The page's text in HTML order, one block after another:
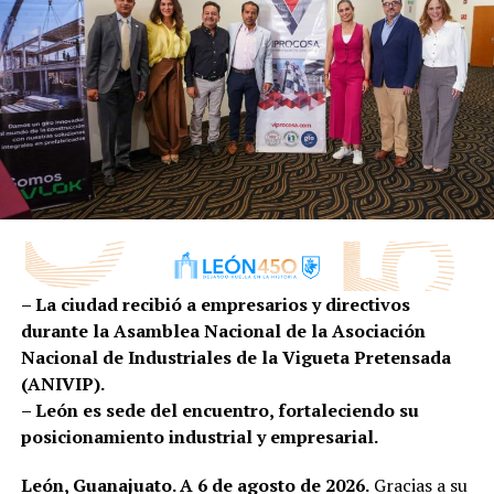
“Se aprueban diversas reformas a las disposiciones
administrativas de recaudación para el Municipio de
León Guanajuato para el ejercicio fiscal del año 2022
con el objeto de ampliar la cobertura del Pase Verde
para las personas beneficiarias de la tarjeta Mi
Impulso”, refirió.
RELATED TOPICS:
UP NEXT
APRUEBAN REFORMAS A REGLAMENTOS Y CONFORMACIÓN
DE CONSEJOS
DON'T MISS
ASESORA IMMUJERES SOBRE ÓRDENES DE PROTECCIÓN
– La ciudad recibió a empresarios y directivos
durante la Asamblea Nacional de la Asociación
Nacional de Industriales de la Vigueta Pretensada
(ANIVIP).
– León es sede del encuentro, fortaleciendo su
posicionamiento industrial y empresarial.
León, Guanajuato. A 6 de agosto de 2026.Gracias a su